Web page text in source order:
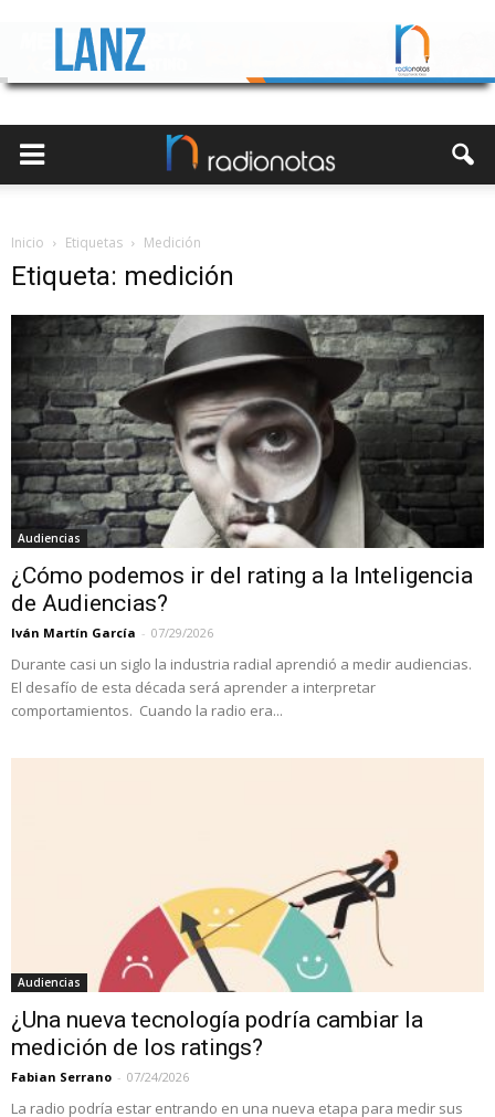
Inicio Etiquetas Medición
Etiqueta: medición
Audiencias
¿Cómo podemos ir del rating a la Inteligencia
de Audiencias?
Iván Martín García - 07/29/2026
Durante casi un siglo la industria radial aprendió a medir audiencias.
El desafío de esta década será aprender a interpretar
comportamientos. Cuando la radio era...
Audiencias
¿Una nueva tecnología podría cambiar la
medición de los ratings?
Fabian Serrano - 07/24/2026
La radio podría estar entrando en una nueva etapa para medir sus